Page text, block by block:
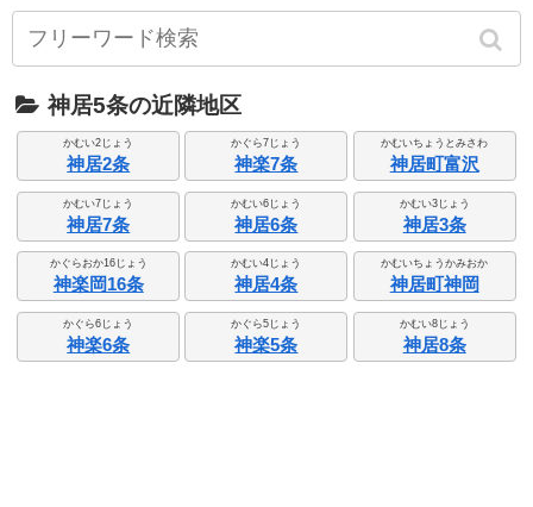
神居5条の近隣地区
かむい2じょう
神居2条
かぐら7じょう
神楽7条
かむいちょうとみさわ
神居町富沢
かむい7じょう
神居7条
かむい6じょう
神居6条
かむい3じょう
神居3条
かぐらおか16じょう
神楽岡16条
かむい4じょう
神居4条
かむいちょうかみおか
神居町神岡
かぐら6じょう
神楽6条
かぐら5じょう
神楽5条
かむい8じょう
神居8条